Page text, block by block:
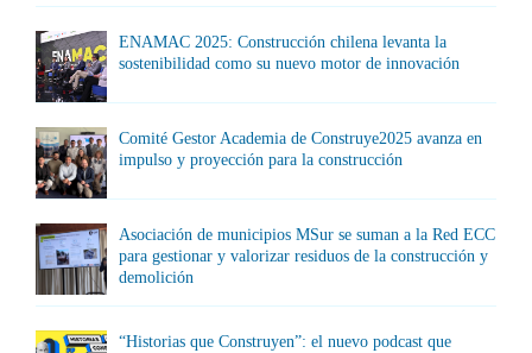
ENAMAC 2025: Construcción chilena levanta la
sostenibilidad como su nuevo motor de innovación
Comité Gestor Academia de Construye2025 avanza en
impulso y proyección para la construcción
Asociación de municipios MSur se suman a la Red ECC
para gestionar y valorizar residuos de la construcción y
demolición
“Historias que Construyen”: el nuevo podcast que